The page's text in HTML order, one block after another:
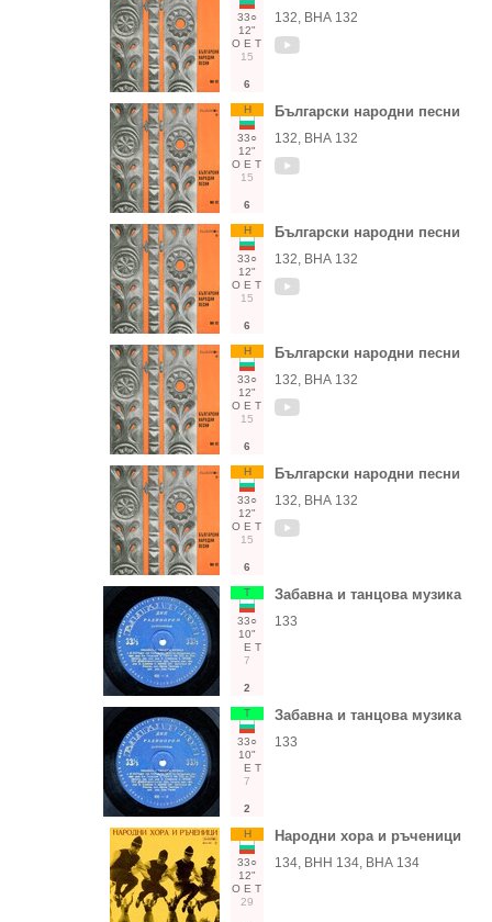
33○
12"
О Е Т
15
6
132, ВНА 132
Н
33○
12"
О Е Т
15
6
Български народни песни
132, ВНА 132
Н
33○
12"
О Е Т
15
6
Български народни песни
132, ВНА 132
Н
33○
12"
О Е Т
15
6
Български народни песни
132, ВНА 132
Н
33○
12"
О Е Т
15
6
Български народни песни
132, ВНА 132
Т
33○
10"
Е Т
7
2
Забавна и танцова музика
133
Т
33○
10"
Е Т
7
2
Забавна и танцова музика
133
Н
33○
12"
О Е Т
29
Народни хора и ръченици
134, ВНН 134, ВНА 134